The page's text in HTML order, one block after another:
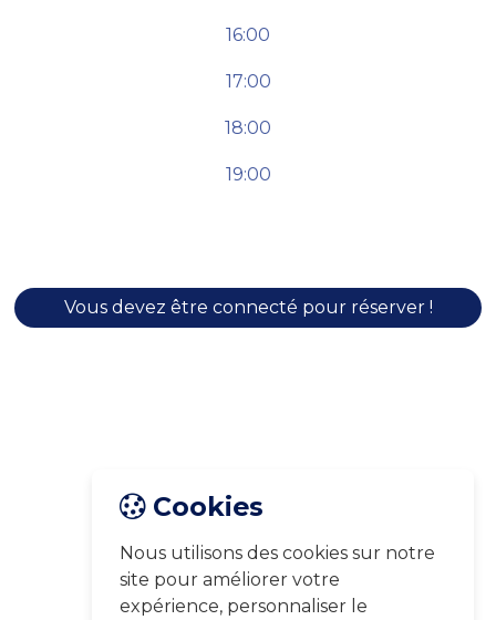
Cookies
Nous utilisons des cookies sur notre
site pour améliorer votre
expérience, personnaliser le
16:00
17:00
18:00
19:00
Vous devez être connecté pour réserver !